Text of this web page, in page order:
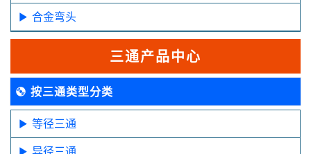
合金弯头
三通产品中心
按三通类型分类
等径三通